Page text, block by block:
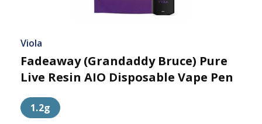
Viola
Fadeaway (Grandaddy Bruce) Pure
Live Resin AIO Disposable Vape Pen
1.2g